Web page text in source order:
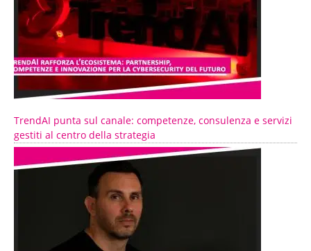
TrendAI punta sul canale: competenze, consulenza e servizi
gestiti al centro della strategia